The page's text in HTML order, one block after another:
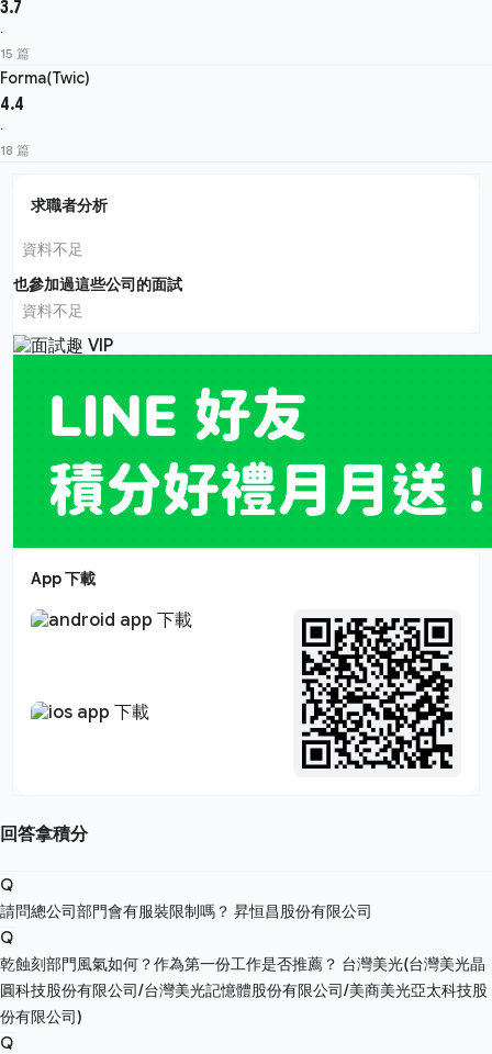
3.7
·
15 篇
Forma(Twic)
4.4
·
18 篇
求職者分析
資料不足
也參加過這些公司的面試
資料不足
App 下載
回答拿積分
Q
請問總公司部門會有服裝限制嗎？ 昇恒昌股份有限公司
Q
乾蝕刻部門風氣如何？作為第一份工作是否推薦？ 台灣美光(台灣美光晶
圓科技股份有限公司/台灣美光記憶體股份有限公司/美商美光亞太科技股
份有限公司)
Q